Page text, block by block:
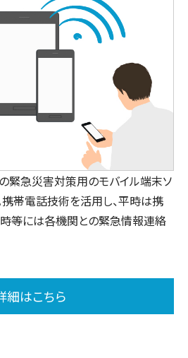
緊急災害対策用のモバイル端末ソ
携帯電話技術を活用し、平時は携
等には各機関との緊急情報連絡
細はこちら